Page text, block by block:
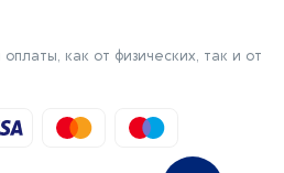
как от физических, так и от